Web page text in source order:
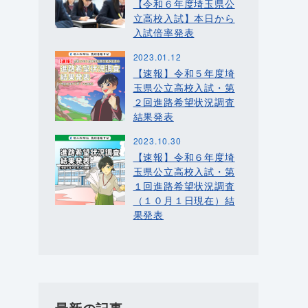
【令和６年度埼玉県公
立高校入試】本日から
入試倍率発表
2023.01.12
【速報】令和５年度埼
玉県公立高校入試・第
２回進路希望状況調査
結果発表
2023.10.30
【速報】令和６年度埼
玉県公立高校入試・第
１回進路希望状況調査
（１０月１日現在）結
果発表